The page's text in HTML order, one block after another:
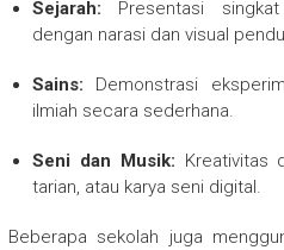
Sejarah: Presentasi
dengan narasi dan visual
Sains: Demonstrasi
ilmiah secara sederhana.
Seni dan Musik: Kreativitas
tarian, atau karya seni digital.
Beberapa sekolah juga